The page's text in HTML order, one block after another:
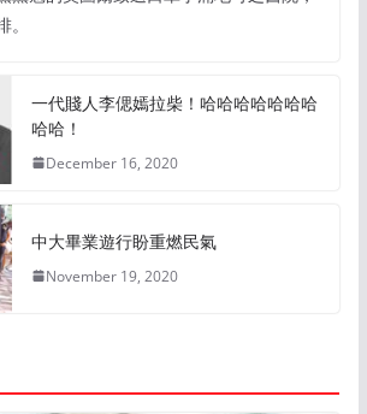
一代賤人李偲嫣拉柴！哈哈哈哈哈哈哈
哈哈！
December 16, 2020
中大畢業遊行盼重燃民氣
November 19, 2020